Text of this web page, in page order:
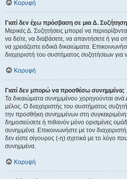
Κορυφή
Γιατί δεν έχω πρόσβαση σε μια Δ.
Μερικές Δ. Συζητήσεις μπορεί να
να δείτε, να διαβάσετε, να απαντήσετε ή για
να χρειάζεστε ειδικά δικαιώματα.
διαχειριστή του συστήματος συζητήσεων
Κορυφή
Γιατί δεν μπορώ να προσθέσω συνημμένα;
Τα δικαιώματα συνημμένου χορηγούνται
μέλος. Ο διαχειριστής του συστήματος
την προσθήκη συνημμένων στη
δημοσιεύσετε ή πιθανόν μόνο ορισμένες
συνημμένα. Επικοινωνήστε με τον
δεν είστε σίγουρος (-η) σχετικά με το λόγο
συνημμένα.
Κορυφή